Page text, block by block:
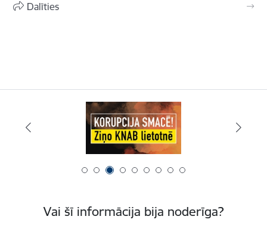
Dalīties
Vai šī informācija bija noderīga?